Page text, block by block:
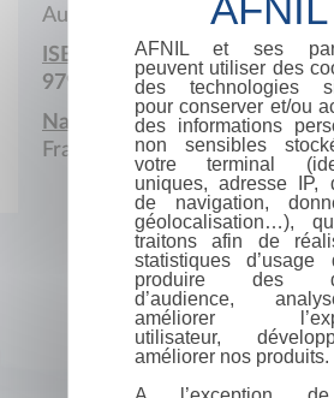
Auto-édition
ISBN :
979-10-415-3447-0
Nationalité :
France
AFNIL et ses
peuvent utiliser des
des technologies
pour conserver et/ou
des informations
non sensibles
votre terminal
uniques, adresse IP,
de navigation,
géolocalisation…),
traitons afin de
statistiques d’usage
produire des
d’audience,
améliorer
utilisateur,
améliorer nos produits.